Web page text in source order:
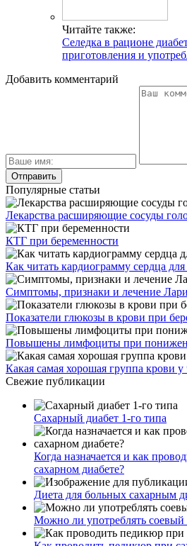
Читайте также:
Селедка в рационе
приготовления и
Добавить комментарий
Популярные статьи
Лекарства расширяющие сосуды
КТГ при беременности
Как читать кардиограмму сердца
Симптомы, признаки и лечение
Показатели глюкозы в крови при
Повышены лимфоциты при
Какая самая хорошая группа крови у
Свежие публикации
Сахарный диабет 1-го типа
Когда назначается и как
сахарном диабете?
Диета для больных сахарным
Можно ли употреблять соевый